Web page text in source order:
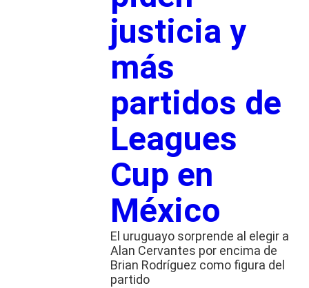
justicia y
más
partidos de
Leagues
Cup en
México
El uruguayo sorprende al elegir a
Alan Cervantes por encima de
Brian Rodríguez como figura del
partido